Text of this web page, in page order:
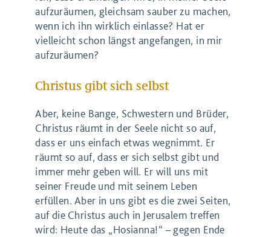
aufzuräumen, gleichsam sauber zu machen,
wenn ich ihn wirklich einlasse? Hat er
vielleicht schon längst angefangen, in mir
aufzuräumen?
Christus gibt sich selbst
Aber, keine Bange, Schwestern und Brüder,
Christus räumt in der Seele nicht so auf,
dass er uns einfach etwas wegnimmt. Er
räumt so auf, dass er sich selbst gibt und
immer mehr geben will. Er will uns mit
seiner Freude und mit seinem Leben
erfüllen. Aber in uns gibt es die zwei Seiten,
auf die Christus auch in Jerusalem treffen
wird: Heute das „Hosianna!“ – gegen Ende